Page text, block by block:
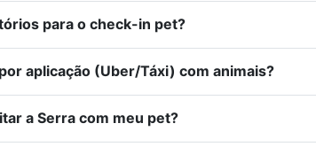
para o check-in pet?
aplicação (Uber/Táxi) com animais?
a Serra com meu pet?